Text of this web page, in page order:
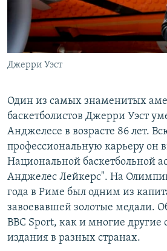
ПОДПИШИТЕСЬ НА РАССЫЛКУ
СОЦИАЛЬНЫЕ СЕТИ
Все сайты РСЕ/РС
Джерри Уэст
Один из самых знаменитых
баскетболистов Джерри Уэст
Анджелесе в возрасте 86 лет.
профессиональную карьеру он
Национальной баскетбольной
Анджелес Лейкерс". На
года в Риме был одним из
завоевавшей золотые медали.
BBC Sport, как и многие другие
издания в разных странах.